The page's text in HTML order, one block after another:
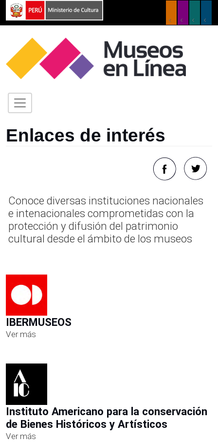
Enlaces de interés
Conoce diversas instituciones nacionales
e intenacionales comprometidas con la
protección y difusión del patrimonio
cultural desde el ámbito de los museos
IBERMUSEOS
Ver más
Instituto Americano para la conservación
de Bienes Históricos y Artísticos
Ver más